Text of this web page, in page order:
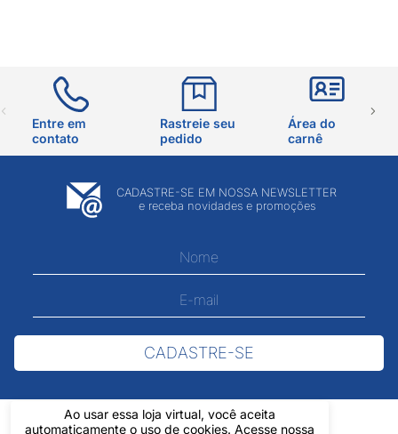
Ao usar essa loja virtual, você aceita
automaticamente o uso de cookies. Acesse nossa
Entre em
contato
Rastreie seu
pedido
Área do
carnê
CADASTRE-SE EM NOSSA NEWSLETTER
e receba novidades e promoções
CADASTRE-SE